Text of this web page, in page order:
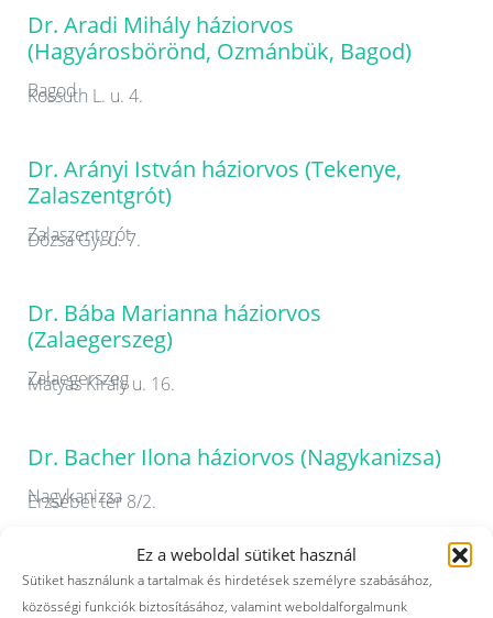
Ez a weboldal sütiket használ
Sütiket használunk a tartalmak és hirdetések személyre szabásához,
közösségi funkciók biztosításához, valamint weboldalforgalmunk
Dr. Aradi Mihály háziorvos
(Hagyárosbörönd, Ozmánbük, Bagod)
Bagod
Kossuth L. u. 4.
Dr. Arányi István háziorvos (Tekenye,
Zalaszentgrót)
Zalaszentgrót
Dózsa Gy. u. 7.
Dr. Bába Marianna háziorvos
(Zalaegerszeg)
Zalaegerszeg
Mátyás Király u. 16.
Dr. Bacher Ilona háziorvos (Nagykanizsa)
Nagykanizsa
Erzsébet tér 8/2.
Dr. Bakos Mónika háziorvos (Letenye,
Kistolmács, Zajk)